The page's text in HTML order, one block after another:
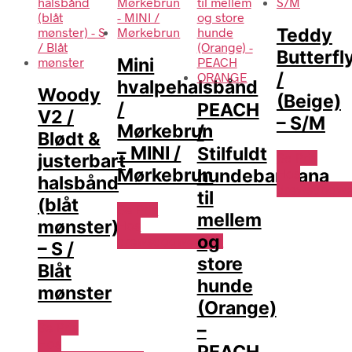
Woody
V2 /
Blødt &
justerbart
halsbånd
(blåt
mønster)
– S /
Blåt
mønster
Mini
hvalpehalsbånd
/
Mørkebrun
– MINI /
Mørkebrun
drewsdogwear.dk
PEACH
/
Stilfuldt
hundebandana
til
mellem
og
store
hunde
(Orange)
–
Teddy
/
(Beige)
– S/M
Hos